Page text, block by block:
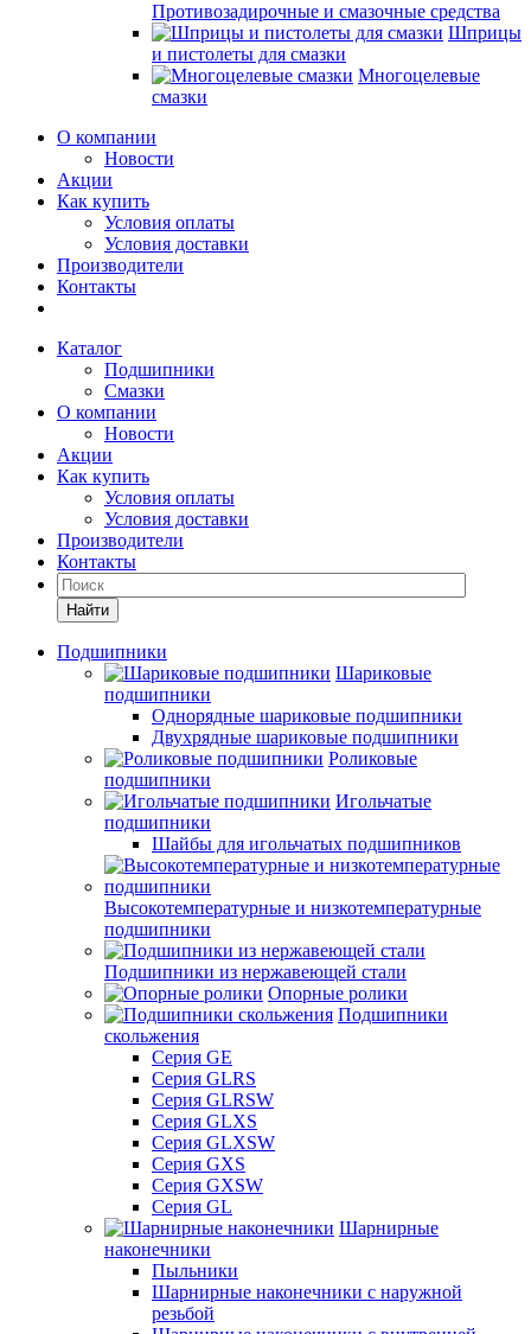
Противозадирочные и смазочные средства
Шприцы
и пистолеты для смазки
Многоцелевые
смазки
О компании
Новости
Акции
Как купить
Условия оплаты
Условия доставки
Производители
Контакты
Каталог
Подшипники
Смазки
О компании
Новости
Акции
Как купить
Условия оплаты
Условия доставки
Производители
Контакты
Найти
Подшипники
Шариковые
подшипники
Однорядные шариковые подшипники
Двухрядные шариковые подшипники
Роликовые
подшипники
Игольчатые
подшипники
Шайбы для игольчатых подшипников
Высокотемпературные и низкотемпературные
подшипники
Подшипники из нержавеющей стали
Опорные ролики
Подшипники
скольжения
Серия GE
Серия GLRS
Серия GLRSW
Серия GLXS
Серия GLXSW
Серия GXS
Серия GXSW
Серия GL
Шарнирные
наконечники
Пыльники
Шарнирные наконечники с наружной
резьбой